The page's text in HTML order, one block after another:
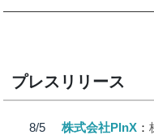
プレスリリース
8/5
株式会社PlnX